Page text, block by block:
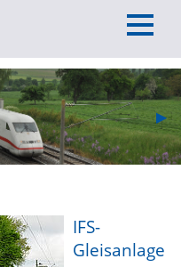
▶︎
IFS-
Gleisanlage